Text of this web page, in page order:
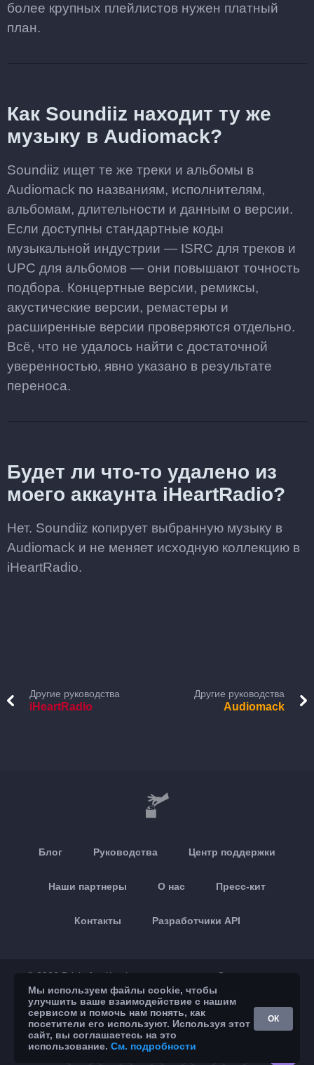
более крупных плейлистов нужен платный
план.
Как Soundiiz находит ту же
музыку в Audiomack?
Soundiiz ищет те же треки и альбомы в
Audiomack по названиям, исполнителям,
альбомам, длительности и данным о версии.
Если доступны стандартные коды
музыкальной индустрии — ISRC для треков и
UPC для альбомов — они повышают точность
подбора. Концертные версии, ремиксы,
акустические версии, ремастеры и
расширенные версии проверяются отдельно.
Всё, что не удалось найти с достаточной
уверенностью, явно указано в результате
переноса.
Будет ли что-то удалено из
моего аккаунта iHeartRadio?
Нет. Soundiiz копирует выбранную музыку в
Audiomack и не меняет исходную коллекцию в
iHeartRadio.
Другие руководства
iHeartRadio
Другие руководства
Audiomack
Блог Руководства Центр поддержки
Наши партнеры О нас Пресс-кит
Контакты Разработчики API
© 2026 Brickoft Конфиденциальность Статус сервиса
App Store Google Play
Мы используем файлы cookie, чтобы
улучшить ваше взаимодействие с нашим
сервисом и помочь нам понять, как
посетители его используют. Используя этот
сайт, вы соглашаетесь на это
использование. См. подробности
ОК